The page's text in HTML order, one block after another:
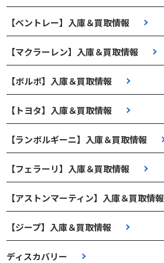
【ベントレー】入庫＆買取情報
【マクラーレン】入庫＆買取情報
【ボルボ】入庫＆買取情報
【トヨタ】入庫＆買取情報
【ランボルギーニ】入庫＆買取情報
【フェラーリ】入庫＆買取情報
【アストンマーティン】入庫＆買取情報
【ジープ】入庫＆買取情報
ディスカバリー